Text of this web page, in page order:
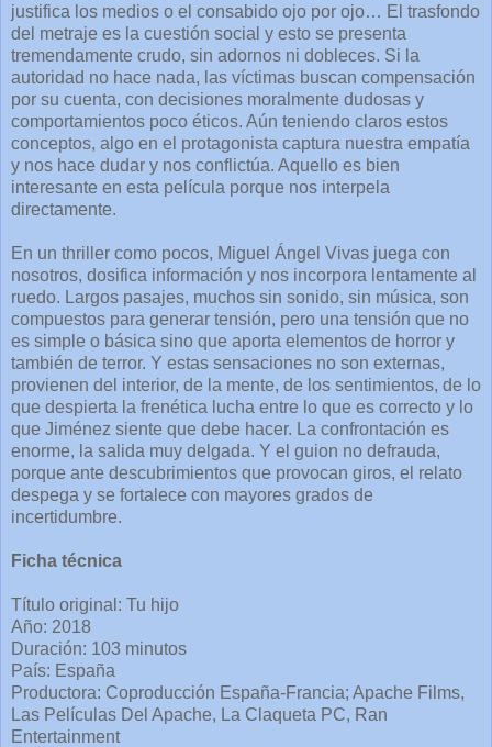
justifica los medios o el consabido ojo por ojo… El trasfondo
del metraje es la cuestión social y esto se presenta
tremendamente crudo, sin adornos ni dobleces. Si la
autoridad no hace nada, las víctimas buscan compensación
por su cuenta, con decisiones moralmente dudosas y
comportamientos poco éticos. Aún teniendo claros estos
conceptos, algo en el protagonista captura nuestra empatía
y nos hace dudar y nos conflictúa. Aquello es bien
interesante en esta película porque nos interpela
directamente.
En un thriller como pocos, Miguel Ángel Vivas juega con
nosotros, dosifica información y nos incorpora lentamente al
ruedo. Largos pasajes, muchos sin sonido, sin música, son
compuestos para generar tensión, pero una tensión que no
es simple o básica sino que aporta elementos de horror y
también de terror. Y estas sensaciones no son externas,
provienen del interior, de la mente, de los sentimientos, de lo
que despierta la frenética lucha entre lo que es correcto y lo
que Jiménez siente que debe hacer. La confrontación es
enorme, la salida muy delgada. Y el guion no defrauda,
porque ante descubrimientos que provocan giros, el relato
despega y se fortalece con mayores grados de
incertidumbre.
Ficha técnica
Título original: Tu hijo
Año: 2018
Duración: 103 minutos
País: España
Productora: Coproducción España-Francia; Apache Films,
Las Películas Del Apache, La Claqueta PC, Ran
Entertainment